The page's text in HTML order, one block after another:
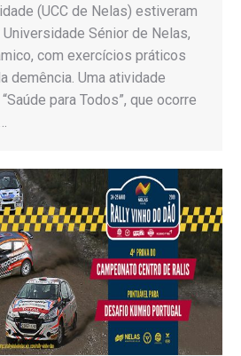
(UCC de Nelas) estiveram
Sénior de Nelas,
com exercícios práticos
demência. Uma atividade
para Todos”, que ocorre